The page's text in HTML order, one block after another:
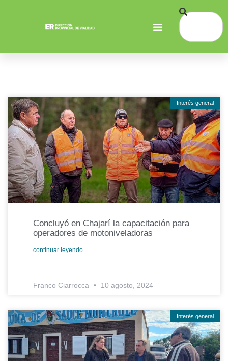
Interés general
Concluyó en Chajarí la capacitación para
operadores de motoniveladoras
continuar leyendo...
Franco Ciarrocca 10 agosto, 2024
Interés general